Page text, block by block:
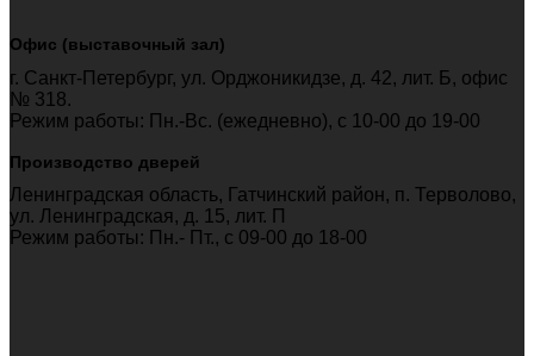
Офис (выставочный зал)
г. Санкт-Петербург, ул. Орджоникидзе, д. 42, лит. Б, офис
№ 318.
Режим работы: Пн.-Вс. (ежедневно), с 10-00 до 19-00
Производство дверей
Ленинградская область, Гатчинский район, п. Терволово,
ул. Ленинградская, д. 15, лит. П
Режим работы: Пн.- Пт., c 09-00 до 18-00